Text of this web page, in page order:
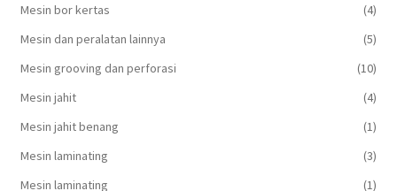
Mesin bor kertas
(4)
Mesin dan peralatan lainnya
(5)
Mesin grooving dan perforasi
(10)
Mesin jahit
(4)
Mesin jahit benang
(1)
Mesin laminating
(3)
Mesin laminating
(1)